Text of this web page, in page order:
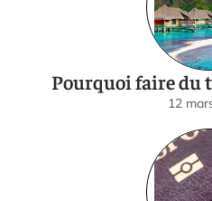
Pourquoi faire du
12